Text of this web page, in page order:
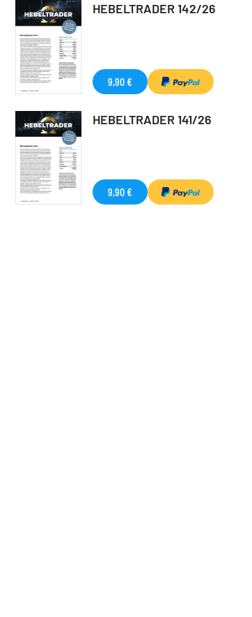
HEBELTRADER 142/26
9,90 €
HEBELTRADER 141/26
9,90 €